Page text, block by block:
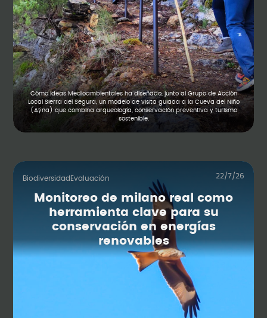
Cómo Ideas Medioambientales ha diseñado, junto al Grupo de Acción
Local Sierra del Segura, un modelo de visita guiada a la Cueva del Niño
(Aýna) que combina arqueología, conservación preventiva y turismo
sostenible.
Biodiversidad Evaluación 22/7/26
Monitoreo de milano real como
herramienta clave para su
conservación en energías
renovables